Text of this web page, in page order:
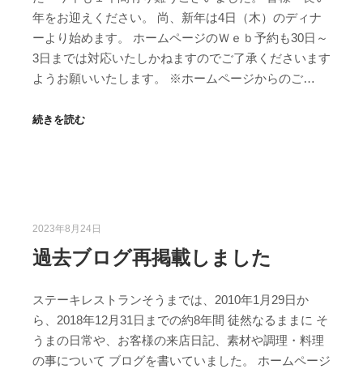
年をお迎えください。 尚、新年は4日（木）のディナ
ーより始めます。 ホームページのＷｅｂ予約も30日～
3日までは対応いたしかねますのでご了承くださいます
ようお願いいたします。 ※ホームページからのご…
続きを読む
2023年8月24日
過去ブログ再掲載しました
ステーキレストランそうまでは、2010年1月29日か
ら、2018年12月31日までの約8年間 徒然なるままに そ
うまの日常や、お客様の来店日記、素材や調理・料理
の事について ブログを書いていました。 ホームページ